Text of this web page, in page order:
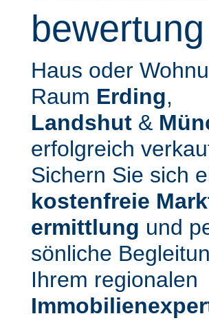
bewertung
Haus oder
Raum Erding,
Landshut&
erfolg­reich
Sichern Sie sich
kosten­freie
ermittlung und
sönliche
Ihrem regionalen